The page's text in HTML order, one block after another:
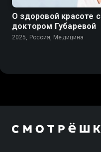
О здоровой красоте с
доктором Губаревой
2025, Россия, Медицина